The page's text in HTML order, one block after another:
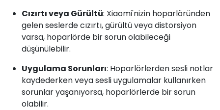
Cızırtı veya Gürültü: Xiaomi'nizin hoparlöründen
gelen seslerde cızırtı, gürültü veya distorsiyon
varsa, hoparlörde bir sorun olabileceği
düşünülebilir.
Uygulama Sorunları: Hoparlörlerden sesli notlar
kaydederken veya sesli uygulamalar kullanırken
sorunlar yaşanıyorsa, hoparlörlerde bir sorun
olabilir.